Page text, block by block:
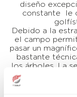
diseño
constante le
Debido a la
el campo
pasar un
bastante
los árboles. La
llevar un